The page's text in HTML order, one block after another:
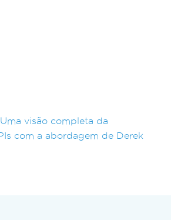
visão completa da
com a abordagem de Derek